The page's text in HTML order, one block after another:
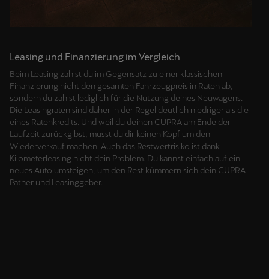
Leasing und Finanzierung im Vergleich
Beim Leasing zahlst du im Gegensatz zu einer klassischen
Finanzierung nicht den gesamten Fahrzeugpreis in Raten ab,
sondern du zahlst lediglich für die Nutzung deines Neuwagens.
Die Leasingraten sind daher in der Regel deutlich niedriger als die
eines Ratenkredits. Und weil du deinen CUPRA am Ende der
Laufzeit zurückgibst, musst du dir keinen Kopf um den
Wiederverkauf machen. Auch das Restwertrisiko ist dank
Kilometerleasing nicht dein Problem. Du kannst einfach auf ein
neues Auto umsteigen, um den Rest kümmern sich dein CUPRA
Patner und Leasinggeber.